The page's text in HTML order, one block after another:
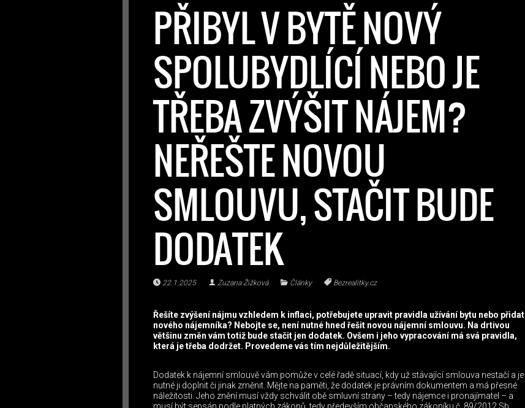
PŘIBYL V BYTĚ NOVÝ
SPOLUBYDLÍCÍ NEBO JE
TŘEBA ZVÝŠIT NÁJEM?
NEŘEŠTE NOVOU
SMLOUVU, STAČIT BUDE
DODATEK
22.1.2025 Zuzana Žižková Články Bezrealitky.cz
Řešíte zvýšení nájmu vzhledem k inflaci, potřebujete upravit pravidla užívání bytu nebo přidat
nového nájemníka? Nebojte se, není nutné hned řešit novou nájemní smlouvu. Na drtivou
většinu změn vám totiž bude stačit jen dodatek. Ovšem i jeho vypracování má svá pravidla,
která je třeba dodržet. Provedeme vás tím nejdůležitějším.
Dodatek k nájemní smlouvě vám pomůže v celé řadě situací, kdy už stávající smlouva nestačí a je
nutné ji doplnit či jinak změnit. Mějte na paměti, že dodatek je právním dokumentem a má přesné
náležitosti. Jeho znění musí vždy schválit obě smluvní strany – tedy nájemce i pronajímatel – a